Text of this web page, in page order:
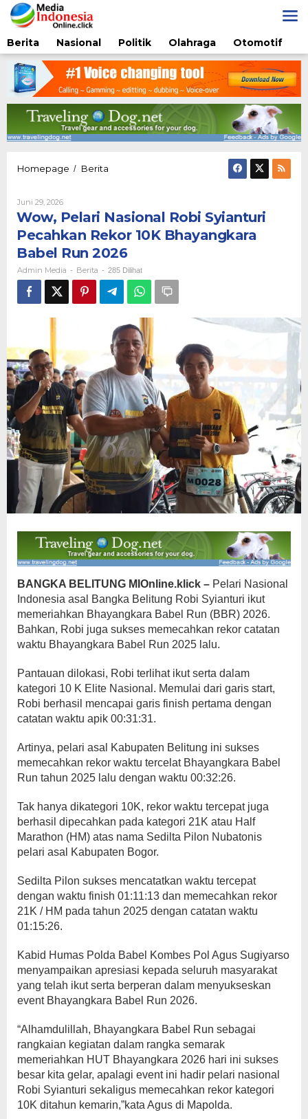
Lewati
ke
konten
Berita
Nasional Politik Olahraga Otomotif
Homepage / Berita
Syianturi
Pecahkan
Rekor
10K
Bhayangkara
Babel
Run
2026
Juni 29, 2026Oleh
Admin
Media
Wow, Pelari Nasional Robi Syianturi
Pecahkan Rekor 10K Bhayangkara
Babel Run 2026
Admin Media - Berita - 285 Dilihat
BANGKA BELITUNG MIOnline.klick – Pelari Nasional
Indonesia asal Bangka Belitung Robi Syianturi ikut
memeriahkan Bhayangkara Babel Run (BBR) 2026.
Bahkan, Robi juga sukses memecahkan rekor catatan
waktu Bhayangkara Babel Run 2025 lalu.
Pantauan dilokasi, Robi terlihat ikut serta dalam
kategori 10 K Elite Nasional. Memulai dari garis start,
Robi berhasil mencapai garis finish pertama dengan
catatan waktu apik 00:31:31.
Artinya, pelari asal Kabupaten Belitung ini sukses
memecahkan rekor waktu tercelat Bhayangkara Babel
Run tahun 2025 lalu dengan waktu 00:32:26.
Tak hanya dikategori 10K, rekor waktu tercepat juga
berhasil dipecahkan pada kategori 21K atau Half
Marathon (HM) atas nama Sedilta Pilon Nubatonis
pelari asal Kabupaten Bogor.
Sedilta Pilon sukses mencatatkan waktu tercepat
dengan waktu finish 01:11:13 dan memecahkan rekor
21K / HM pada tahun 2025 dengan catatan waktu
01:15:26.
Kabid Humas Polda Babel Kombes Pol Agus Sugiyarso
menyampaikan apresiasi kepada seluruh masyarakat
yang telah ikut serta berperan dalam menyukseskan
event Bhayangkara Babel Run 2026.
“Alhamdulillah, Bhayangkara Babel Run sebagai
rangkaian kegiatan dalam rangka semarak
memeriahkan HUT Bhayangkara 2026 hari ini sukses
besar kita gelar, apalagi event ini hadir pelari nasional
Robi Syianturi sekaligus memecahkan rekor kategori
10K ditahun kemarin,”kata Agus di Mapolda.